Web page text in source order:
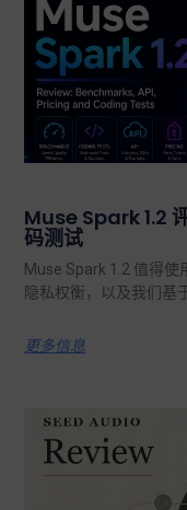
Muse Spark 1.2
码测试
Muse Spark 1.2 值得使
隐私权衡，以及我们基
更多信息